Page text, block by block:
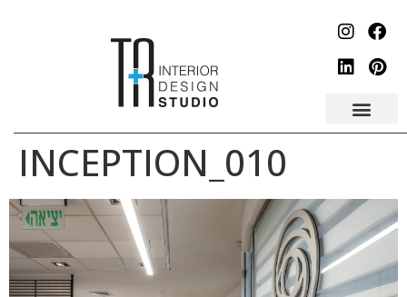
INCEPTION_010